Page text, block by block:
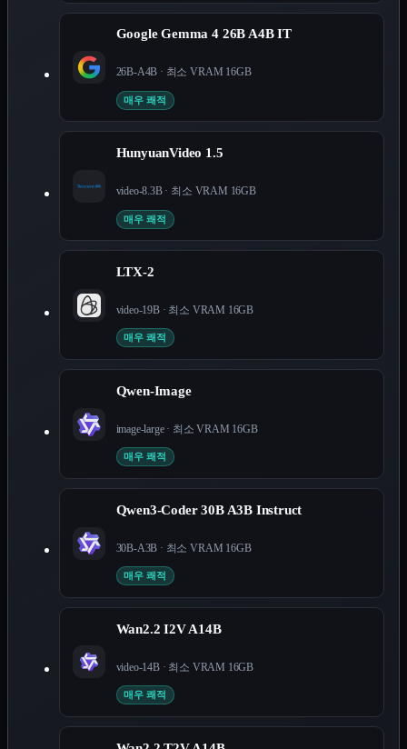
Google Gemma 4 26B A4B IT
26B-A4B · 최소 VRAM 16GB
매우 쾌적
HunyuanVideo 1.5
video-8.3B· 최소 VRAM 16GB
매우 쾌적
LTX-2
video-19B· 최소 VRAM 16GB
매우 쾌적
Qwen-Image
image-large· 최소 VRAM 16GB
매우 쾌적
Qwen3-Coder 30B A3B Instruct
30B-A3B · 최소 VRAM 16GB
매우 쾌적
Wan2.2 I2V A14B
video-14B· 최소 VRAM 16GB
매우 쾌적